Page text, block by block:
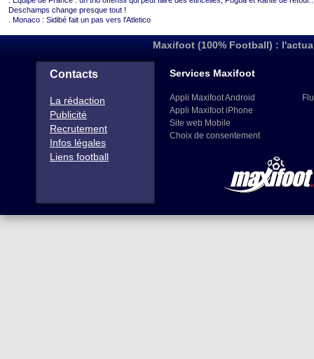
Deschamps change presque tout !
. Monaco : Sidibé fait un pas vers l'Atletico
Maxifoot (100% Football) :
Contacts
La rédaction
Publicité
Recrutement
Infos légales
Liens football
Services Maxifoot
Appli Maxifoot Android
Appli Maxifoot iPhone
Site web Mobile
Choix de consentement